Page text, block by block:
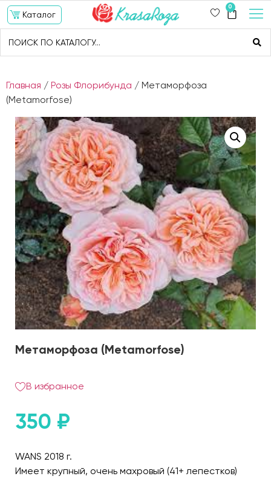
Каталог
0
Главная / Розы Флорибунда / Метаморфоза
(Metamorfose)
Метаморфоза (Metamorfose)
В избранное
350 ₽
WANS 2018 г.
Имеет крупный, очень махровый (41+ лепестков)